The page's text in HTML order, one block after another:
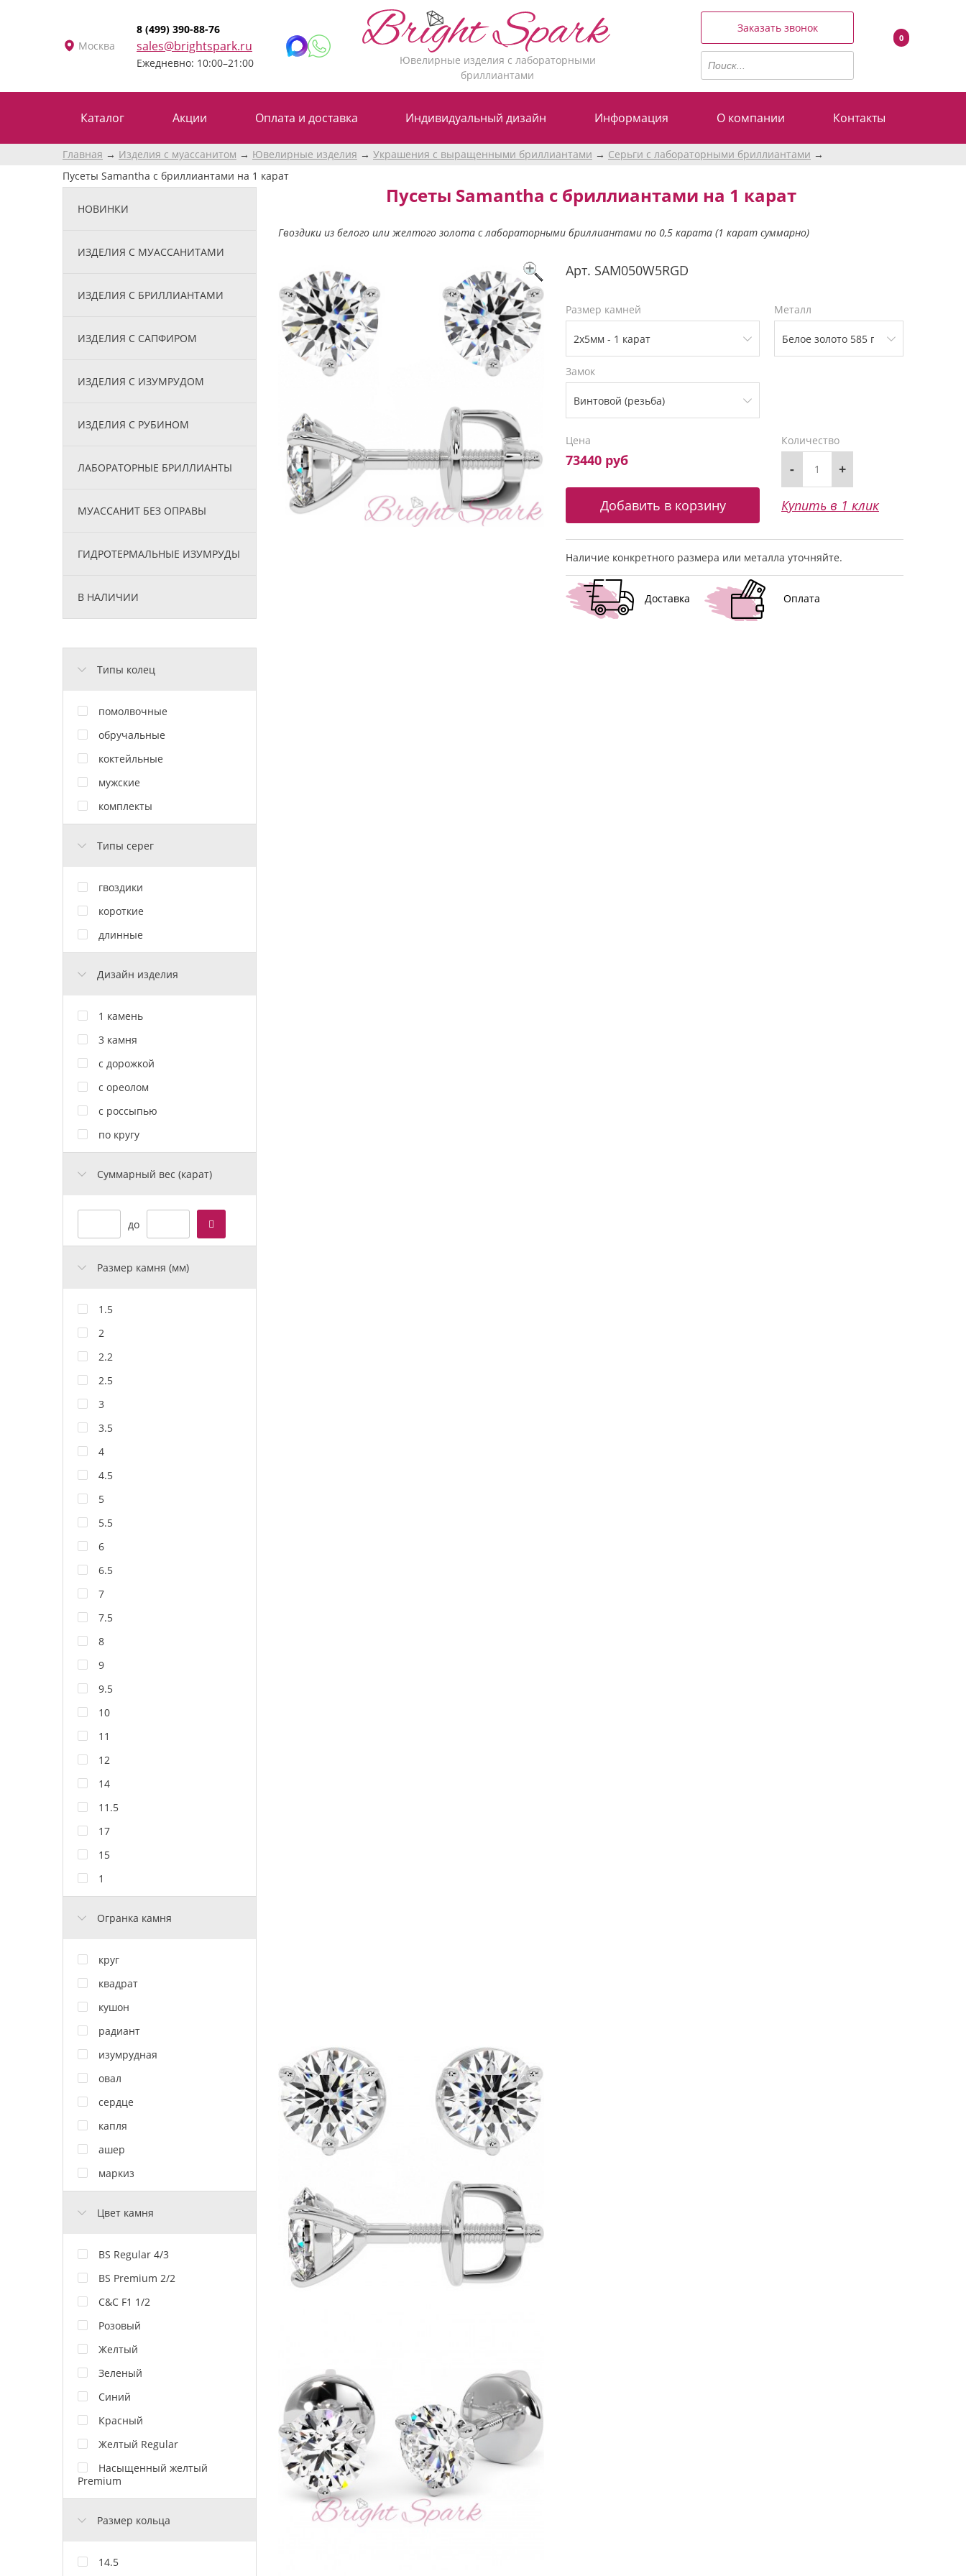
Москва
8 (499) 390-88-76
sales@brightspark.ru
Ежедневно: 10:00–21:00
Ювелирные изделия с лабораторными
бриллиантами
Заказать звонок
0
Каталог Акции Оплата и доставка Индивидуальный дизайн Информация О компании Контакты
Главная Изделия с муассанитом Ювелирные изделия Украшения с выращенными бриллиантами
Серьги с лабораторными бриллиантами
Пусеты Samantha с бриллиантами на 1 карат
НОВИНКИ
ИЗДЕЛИЯ С МУАССАНИТАМИ
ИЗДЕЛИЯ С БРИЛЛИАНТАМИ
ИЗДЕЛИЯ С САПФИРОМ
ИЗДЕЛИЯ С ИЗУМРУДОМ
ИЗДЕЛИЯ С РУБИНОМ
ЛАБОРАТОРНЫЕ БРИЛЛИАНТЫ
МУАССАНИТ БЕЗ ОПРАВЫ
ГИДРОТЕРМАЛЬНЫЕ ИЗУМРУДЫ
В НАЛИЧИИ
Типы колец
помолвочные
обручальные
коктейльные
мужские
комплекты
Типы серег
гвоздики
короткие
длинные
Дизайн изделия
1 камень
3 камня
с дорожкой
с ореолом
с россыпью
по кругу
Cуммарный вес (карат)
до
Размер камня (мм)
1.5
2
2.2
2.5
3
3.5
4
4.5
5
5.5
6
6.5
7
7.5
8
9
9.5
10
11
12
14
11.5
17
15
1
Огранка камня
круг
квадрат
кушон
радиант
изумрудная
овал
сердце
капля
ашер
маркиз
Цвет камня
BS Regular 4/3
BS Premium 2/2
C&C F1 1/2
Розовый
Желтый
Зеленый
Синий
Красный
Желтый Regular
Насыщенный желтый
Premium
Размер кольца
14.5
Пусеты Samantha с бриллиантами на 1 карат
Гвоздики из белого или желтого золота с лабораторными бриллиантами по 0,5 карата (1 карат суммарно)
Арт. SAM050W5RGD
Размер камней Металл
Замок
Цена
73440 руб
Количество
- +
Купить в 1 клик
Наличие конкретного размера или металла уточняйте.
Доставка Оплата